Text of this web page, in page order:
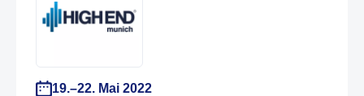
19.–22. Mai 2022